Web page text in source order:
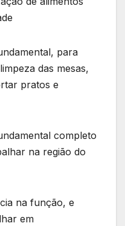
para
das mesas,
pratos e
completo
na região do
na função, e
em